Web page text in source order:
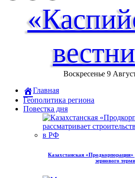
Воскресенье 9
Главная
Геополитика региона
Повестка дня
Казахстанская «Продкорпорация»
зернового